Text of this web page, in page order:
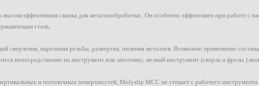
смазка для металлообработки . Он особенно эффективен при работе с
сталь.
сверления, нарезания резьбы, развертки, пиления металлов. Возможно применение
непосредственно на инструмент или заготовку, мелкий инструмент (сверла и фрезы )
и потолочных поверхностей, Molyslip MCC не стекает с рабочего инструмента